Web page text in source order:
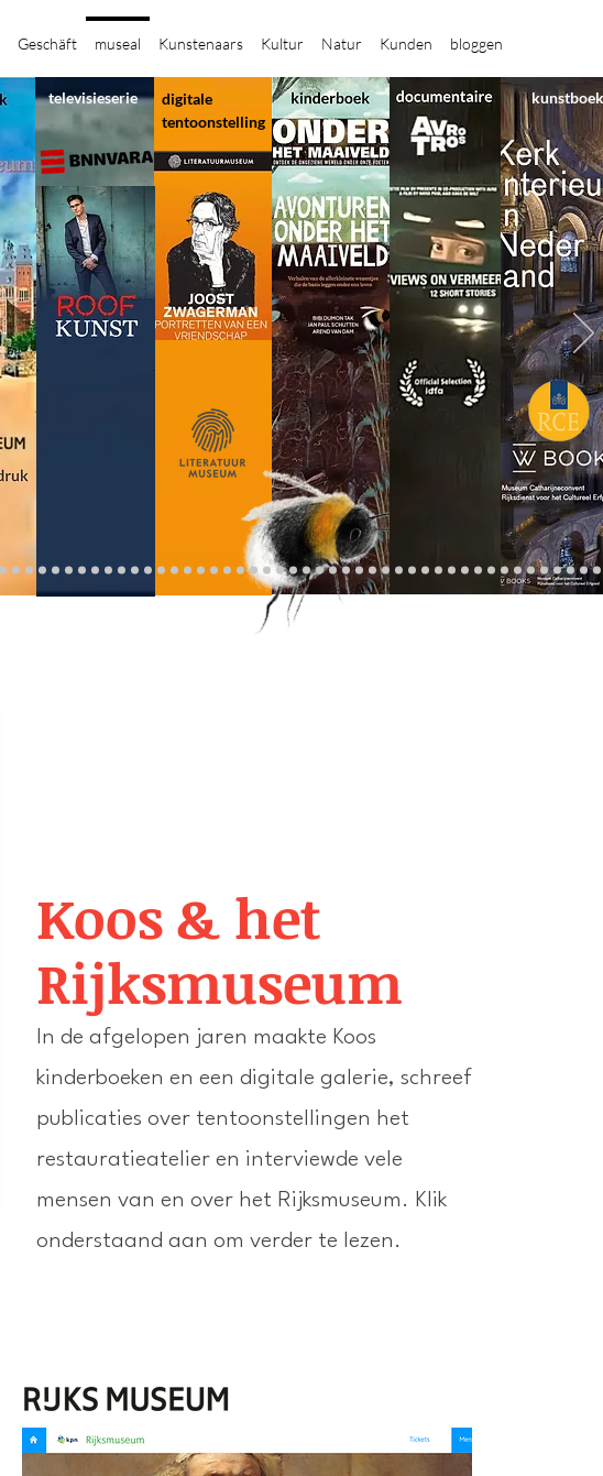
Geschäft museal Kunstenaars Kultur Natur Kunden bloggen
digitale
tentoonstelling
televisieserie kunstboek
Koos & het
Rijksmuseum
In de afgelopen jaren maakte Koos
kinderboeken en een digitale galerie, schreef
publicaties over tentoonstellingen het
restauratieatelier en interviewde vele
mensen van en over het Rijksmuseum. Klik
onderstaand aan om verder te lezen.